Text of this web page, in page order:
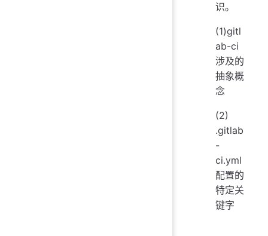
识。
(1)gitl
ab-ci
涉及的
抽象概
念
(2)
.gitlab
-
ci.yml
配置的
特定关
键字